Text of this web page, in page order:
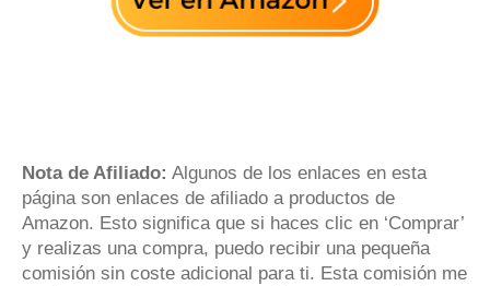
Nota de Afiliado: Algunos de los enlaces en esta
página son enlaces de afiliado a productos de
Amazon. Esto significa que si haces clic en ‘Comprar’
y realizas una compra, puedo recibir una pequeña
comisión sin coste adicional para ti. Esta comisión me